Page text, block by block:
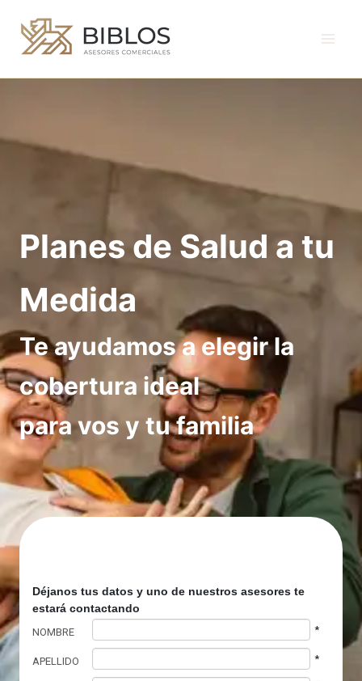
contenido
Planes de Salud a tu
Medida
Te ayudamos a elegir la
cobertura ideal
para vos y tu familia